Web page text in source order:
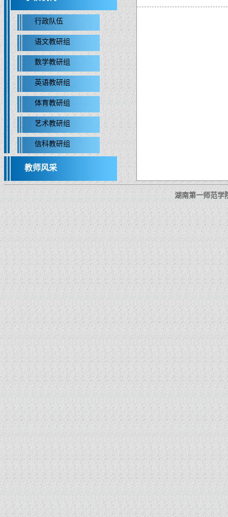
行政队伍
语文教研组
数学教研组
英语教研组
体育教研组
艺术教研组
信科教研组
教师风采
湖南第一师范